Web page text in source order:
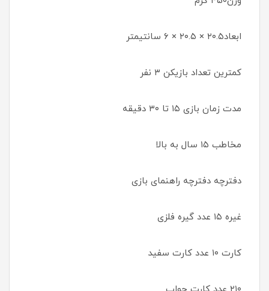
ابعاد۲۰.۵ × ۲۰.۵ × ۶ سانتیمتر
کمترین تعداد بازیکن ۳ نفر
مدت زمان بازی ۱۵ تا ۳۰ دقیقه
مخاطب ۱۵ سال به بالا
دفترچه دفترچه راهنمای بازی
غیره ۱۵ عدد گیره فلزی
کارت ۱۰ عدد کارت سفید